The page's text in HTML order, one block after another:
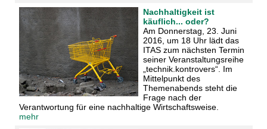
Nachhaltigkeit ist
käuflich... oder?
Am Donnerstag, 23. Juni
2016, um 18 Uhr lädt das
ITAS zum nächsten Termin
seiner Veranstaltungsreihe
„technik.kontrovers“. Im
Mittelpunkt des
Themenabends steht die
Frage nach der
Verantwortung für eine nachhaltige Wirtschaftsweise.
mehr